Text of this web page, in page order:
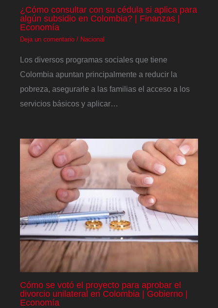
¿Cómo consultar con su cédula si aplica para
algún subsidio en Colombia? | Finanzas |
Economía
Deja un comentario / Nacional
Los diversos programas sociales que tiene
Colombia apuntan principalmente a reducir la
pobreza, asegurarle a las familias el acceso a los
servicios básicos y aplicar…
Cómo se votó el proyecto para aprobar el
divorcio unilateral en Colombia | Gobierno |
Economía